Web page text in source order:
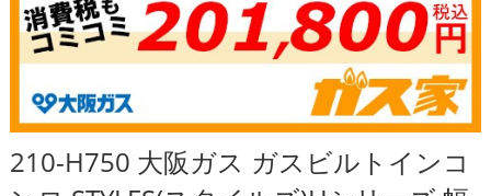
210-H750 大阪ガス ガスビルトインコ